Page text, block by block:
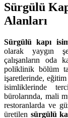
Sürgülü
Alanları
Sürgülü kapı
olarak yaygın
çalışanların oda
poliklinik bölüm
işaretlerinde, eğitim
isimliklerinde
bürolarında, mali
restoranlarda ve
üretilen sürgülü